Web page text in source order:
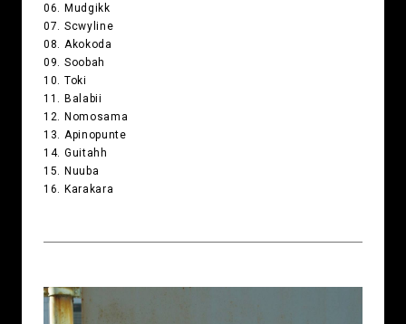
06. Mudgikk
07. Scwyline
08. Akokoda
09. Soobah
10. Toki
11. Balabii
12. Nomosama
13. Apinopunte
14. Guitahh
15. Nuuba
16. Karakara